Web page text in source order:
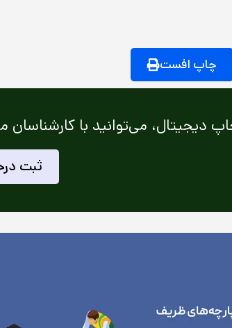
چاپ افست
می‌توانید با کارشناسان
ثبت